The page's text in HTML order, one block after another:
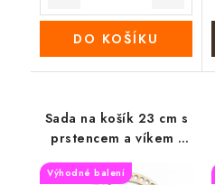
DO KOŠÍKU
Sada na košík 23 cm s
prstencem a víkem -
Výhodné balení